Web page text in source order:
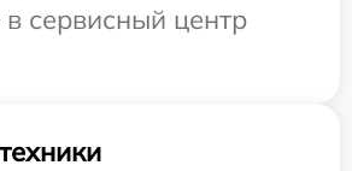
сервисный центр